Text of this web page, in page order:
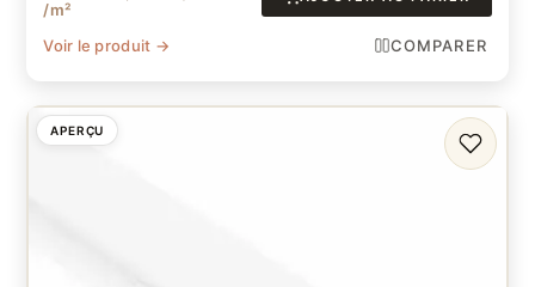
/m²
Voir le produit → COMPARER
APERÇU